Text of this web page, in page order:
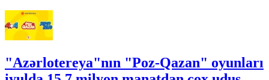
"Azərlotereya"nın "Poz-Qazan" oyunları